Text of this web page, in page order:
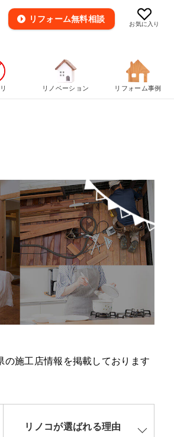
お気に入り
リフォーム無料相談
施工店情報を掲載しております
リノコが選ばれる理由
リノベーション リフォーム事例